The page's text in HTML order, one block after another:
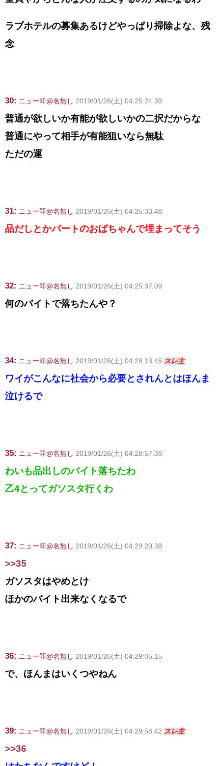
ラブホテルの募集あるけどやっぱり掃除よな、残
念
30: ニュー即@名無し 2019/01/26(土) 04:25:24.39
普通が欲しいか有能が欲しいかの二択だからな
普通にやって相手が有能狙いなら無駄
ただの運
31: ニュー即@名無し 2019/01/26(土) 04:25:33.48
品だしとかパートのおばちゃんで埋まってそう
32: ニュー即@名無し 2019/01/26(土) 04:25:37.09
何のバイトで落ちたんや？
34: ニュー即@名無し 2019/01/26(土) 04:28:13.45 スレ主
ワイがこんなに社会から必要とされんとはほんま
泣けるで
35: ニュー即@名無し 2019/01/26(土) 04:28:57.38
わいも品出しのバイト落ちたわ
乙4とってガソスタ行くわ
37: ニュー即@名無し 2019/01/26(土) 04:29:20.38
>>35
ガソスタはやめとけ
ほかのバイト出来なくなるで
36: ニュー即@名無し 2019/01/26(土) 04:29:05.15
で、ほんまはいくつやねん
39: ニュー即@名無し 2019/01/26(土) 04:29:58.42 スレ主
>>36